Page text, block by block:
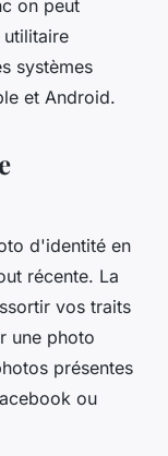
on peut
systèmes
et Android.
d'identité en
récente. La
vos traits
une photo
présentes
ou